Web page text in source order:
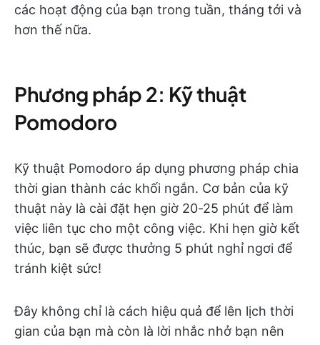
các hoạt động của bạn trong tuần, tháng tới và
hơn thế nữa.
Phương pháp 2: Kỹ thuật
Pomodoro
Kỹ thuật Pomodoro áp dụng phương pháp chia
thời gian thành các khối ngắn. Cơ bản của kỹ
thuật này là cài đặt hẹn giờ 20-25 phút để làm
việc liên tục cho một công việc. Khi hẹn giờ kết
thúc, bạn sẽ được thưởng 5 phút nghỉ ngơi để
tránh kiệt sức!
Đây không chỉ là cách hiệu quả để lên lịch thời
gian của bạn mà còn là lời nhắc nhở bạn nên